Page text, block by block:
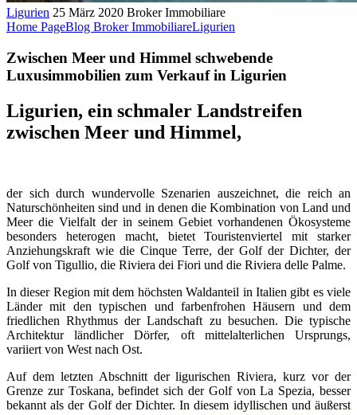
Ligurien 25 März 2020 Broker Immobiliare
Home PageBlog Broker ImmobiliareLigurien
Zwischen Meer und Himmel schwebende
Luxusimmobilien zum Verkauf in Ligurien
Ligurien, ein schmaler Landstreifen
zwischen Meer und Himmel,
der sich durch wundervolle Szenarien auszeichnet, die reich an
Naturschönheiten sind und in denen die Kombination von Land und
Meer die Vielfalt der in seinem Gebiet vorhandenen Ökosysteme
besonders heterogen macht, bietet Touristenviertel mit starker
Anziehungskraft wie die Cinque Terre, der Golf der Dichter, der
Golf von Tigullio, die Riviera dei Fiori und die Riviera delle Palme.
In dieser Region mit dem höchsten Waldanteil in Italien gibt es viele
Länder mit den typischen und farbenfrohen Häusern und dem
friedlichen Rhythmus der Landschaft zu besuchen. Die typische
Architektur ländlicher Dörfer, oft mittelalterlichen Ursprungs,
variiert von West nach Ost.
Auf dem letzten Abschnitt der ligurischen Riviera, kurz vor der
Grenze zur Toskana, befindet sich der Golf von La Spezia, besser
bekannt als der Golf der Dichter. In diesem idyllischen und äußerst